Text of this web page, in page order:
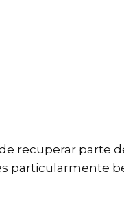
recuperar parte
particularmente